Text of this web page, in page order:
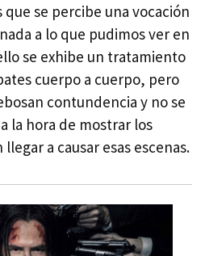
se percibe una vocación
a lo que pudimos ver en
se exhibe un tratamiento
cuerpo a cuerpo, pero
contundencia y no se
la hora de mostrar los
a causar esas escenas.